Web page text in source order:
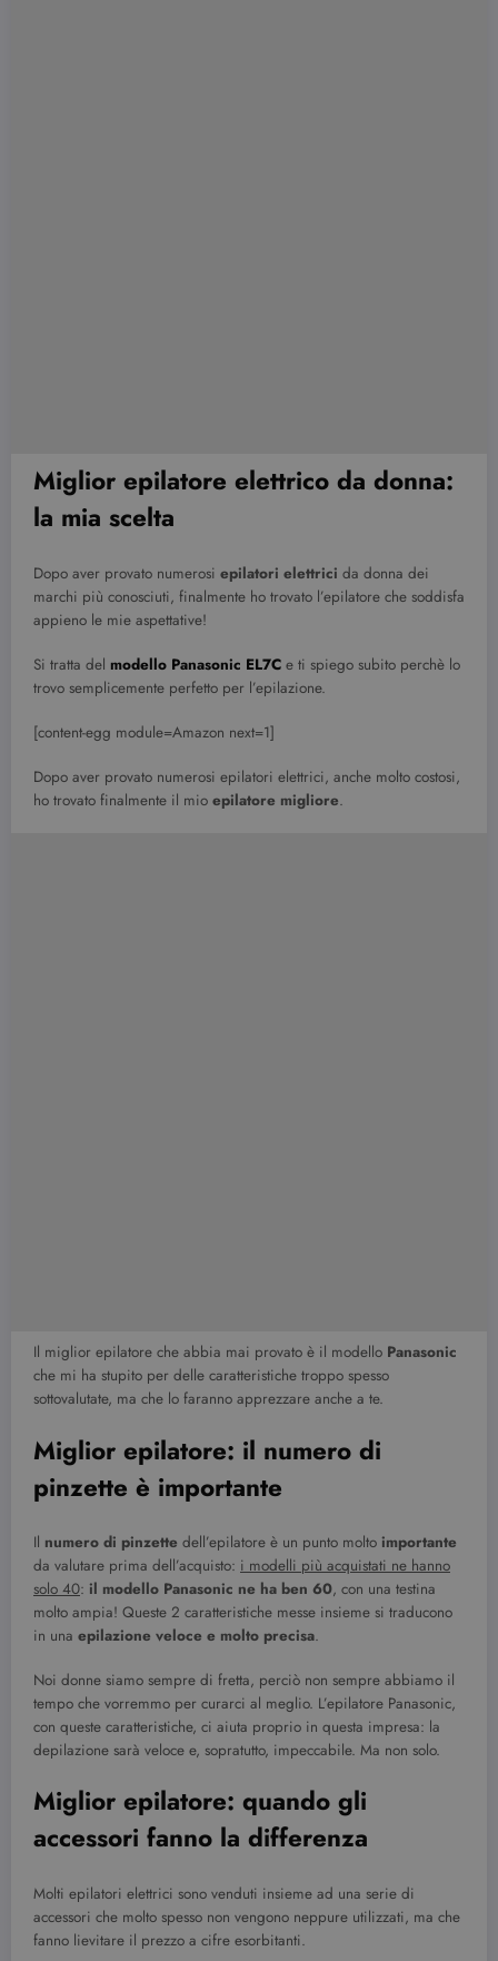
Miglior epilatore elettrico da donna:
la mia scelta
Dopo aver provato numerosi epilatori elettrici da donna dei
marchi più conosciuti, finalmente ho trovato l’epilatore che soddisfa
appieno le mie aspettative!
Si tratta del modello Panasonic EL7C e ti spiego subito perchè lo
trovo semplicemente perfetto per l’epilazione.
[content-egg module=Amazon next=1]
Dopo aver provato numerosi epilatori elettrici, anche molto costosi,
ho trovato finalmente il mio epilatore migliore.
Il miglior epilatore che abbia mai provato è il modello Panasonic
che mi ha stupito per delle caratteristiche troppo spesso
sottovalutate, ma che lo faranno apprezzare anche a te.
Miglior epilatore: il numero di
pinzette è importante
Il numero di pinzette dell’epilatore è un punto molto importante
da valutare prima dell’acquisto: i modelli più acquistati ne hanno
solo 40: il modello Panasonic ne ha ben 60, con una testina
molto ampia! Queste 2 caratteristiche messe insieme si traducono
in una epilazione veloce e molto precisa.
Noi donne siamo sempre di fretta, perciò non sempre abbiamo il
tempo che vorremmo per curarci al meglio. L’epilatore Panasonic,
con queste caratteristiche, ci aiuta proprio in questa impresa: la
depilazione sarà veloce e, sopratutto, impeccabile. Ma non solo.
Miglior epilatore: quando gli
accessori fanno la differenza
Molti epilatori elettrici sono venduti insieme ad una serie di
accessori che molto spesso non vengono neppure utilizzati, ma che
fanno lievitare il prezzo a cifre esorbitanti.